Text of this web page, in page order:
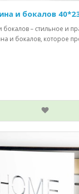
и бокалов
бокалов – стильное и
и бокалов, которое